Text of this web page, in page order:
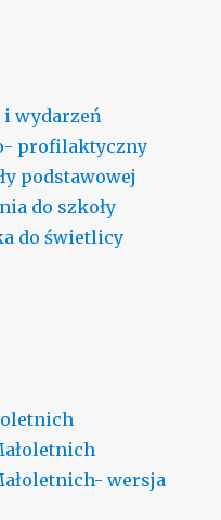
i wydarzeń
profilaktyczny
podstawowej
do szkoły
do świetlicy
wersja